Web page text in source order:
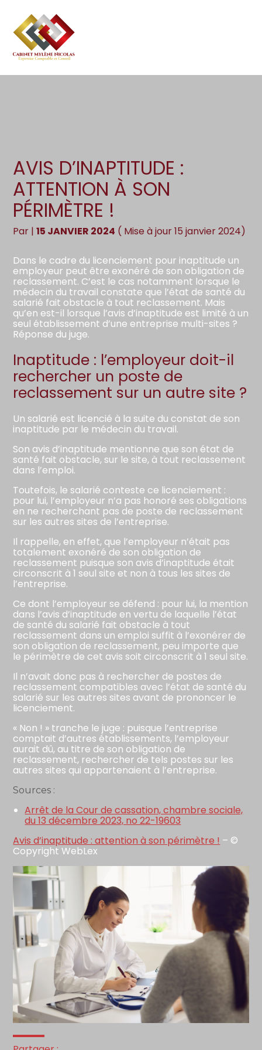
Aller
au
contenu
Création d’entreprise
Gestion au quotidien
Gestion
Compta
AVIS D’INAPTITUDE :
ATTENTION À SON
PÉRIMÈTRE !
Par |15 JANVIER 2024 ( Mise à jour 15 janvier 2024)
Dans le cadre du licenciement pour inaptitude un
employeur peut être exonéré de son obligation de
reclassement. C’est le cas notamment lorsque le
médecin du travail constate que l’état de santé du
salarié fait obstacle à tout reclassement. Mais
qu’en est-il lorsque l’avis d’inaptitude est limité à un
seul établissement d’une entreprise multi-sites ?
Réponse du juge.
Inaptitude : l’employeur doit-il
rechercher un poste de
reclassement sur un autre site ?
Un salarié est licencié à la suite du constat de son
inaptitude par le médecin du travail.
Son avis d’inaptitude mentionne que son état de
santé fait obstacle, sur le site, à tout reclassement
dans l’emploi.
Toutefois, le salarié conteste ce licenciement :
pour lui, l’employeur n’a pas honoré ses obligations
en ne recherchant pas de poste de reclassement
sur les autres sites de l’entreprise.
Il rappelle, en effet, que l’employeur n’était pas
totalement exonéré de son obligation de
reclassement puisque son avis d’inaptitude était
circonscrit à 1 seul site et non à tous les sites de
l’entreprise.
Ce dont l’employeur se défend : pour lui, la mention
dans l’avis d’inaptitude en vertu de laquelle l’état
de santé du salarié fait obstacle à tout
reclassement dans un emploi suffit à l’exonérer de
son obligation de reclassement, peu importe que
le périmètre de cet avis soit circonscrit à 1 seul site.
Il n’avait donc pas à rechercher de postes de
reclassement compatibles avec l’état de santé du
salarié sur les autres sites avant de prononcer le
licenciement.
« Non ! » tranche le juge : puisque l’entreprise
comptait d’autres établissements, l’employeur
aurait dû, au titre de son obligation de
reclassement, rechercher de tels postes sur les
autres sites qui appartenaient à l’entreprise.
Sources :
Arrêt de la Cour de cassation, chambre sociale,
du 13 décembre 2023, no 22-19603
Avis d’inaptitude : attention à son périmètre ! – ©
Copyright WebLex